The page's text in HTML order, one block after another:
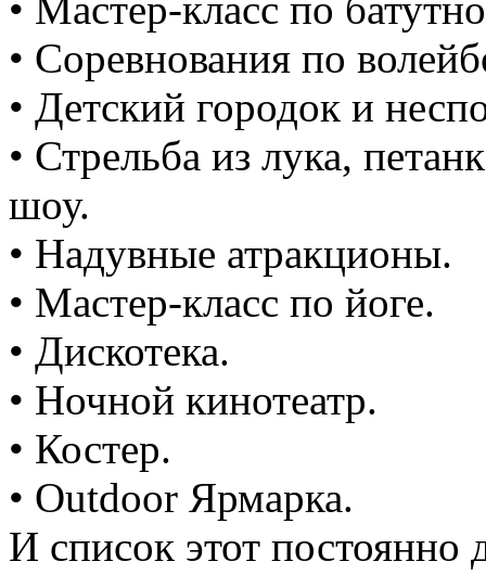
• Соревнования по
• Детский городок и
• Стрельба из лука,
шоу.
• Надувные атракционы.
• Мастер-класс по йоге.
• Дискотека.
• Ночной кинотеатр.
• Костер.
• Outdoor Ярмарка.
И список этот постоянно